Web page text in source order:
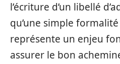
l’écriture d’un libellé
qu’une simple
représente un enjeu
assurer le bon